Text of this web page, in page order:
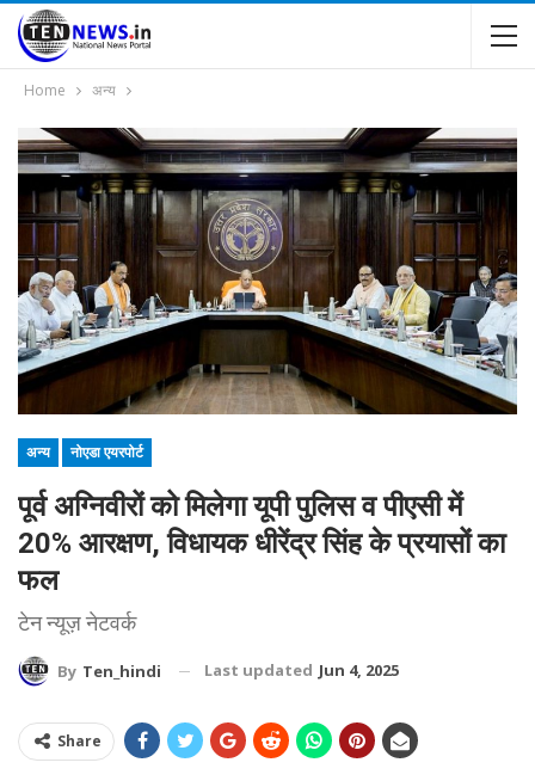
Home अन्य
अन्य नोएडा एयरपोर्ट
पूर्व अग्निवीरों को मिलेगा यूपी पुलिस व पीएसी में
20% आरक्षण, विधायक धीरेंद्र सिंह के प्रयासों का
फल
टेन न्यूज़ नेटवर्क
By Ten_hindi Last updated Jun 4, 2025
Share